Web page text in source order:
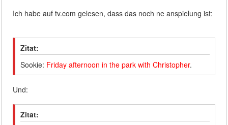
Ich habe auf tv.com gelesen, dass das noch ne anspielung ist:
Zitat:
Sookie: Friday afternoon in the park with Christopher.
Und:
Zitat: